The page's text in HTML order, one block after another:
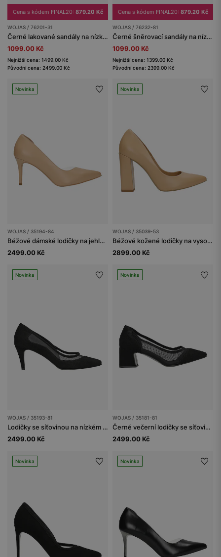
Cena s kódem FINAL20: 879.20 Kč
WOJAS / 76201-31
Černé lakované sandály na nízkém podpatku se šněrováním kolem kotníku
1099.00 Kč
Nejnižší cena: 1499.00 Kč
Původní cena: 2499.00 Kč
Cena s kódem FINAL20: 879.20 Kč
WOJAS / 76232-81
Černé šněrovací sandály na nízkém podpatku
1099.00 Kč
Nejnižší cena: 1399.00 Kč
Původní cena: 2399.00 Kč
Novinka
WOJAS / 35194-84
Béžové dámské lodičky na jehlovém podpatku
2499.00 Kč
Novinka
WOJAS / 35039-53
Béžové kožené lodičky na vysokém podpatku
2899.00 Kč
Novinka
WOJAS / 35193-81
Lodičky se síťovinou na nízkém podpatku
2499.00 Kč
Novinka
WOJAS / 35181-81
Černé večerní lodičky se síťovinou
2499.00 Kč
Novinka Novinka